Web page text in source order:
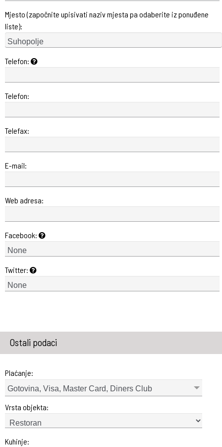
Mjesto (započnite upisivati naziv mjesta pa odaberite iz ponuđene
liste):
Telefon:
Telefon:
Telefax:
E-mail:
Web adresa:
Facebook:
Twitter:
Ostali podaci
Plaćanje:
Gotovina, Visa, Master Card, Diners Club
Vrsta objekta:
Kuhinje: